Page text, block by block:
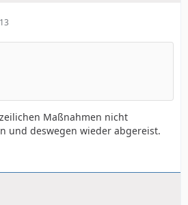
Maßnahmen nicht
und deswegen wieder abgereist.